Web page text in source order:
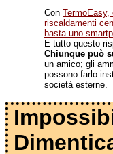
Con TermoEasy,
riscaldamenti
basta uno
E tutto questo
Chiunque può
un amico; gli
possono farlo
società esterne.